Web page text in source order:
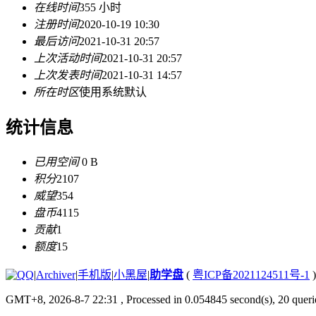
在线时间355 小时
注册时间2020-10-19 10:30
最后访问2021-10-31 20:57
上次活动时间2021-10-31 20:57
上次发表时间2021-10-31 14:57
所在时区使用系统默认
统计信息
已用空间0 B
积分2107
威望354
盘币4115
贡献1
额度15
|Archiver|手机版|小黑屋|助学盘 ( 粤ICP备2021124511号-1 )
GMT+8, 2026-8-7 22:31 , Processed in 0.054845 second(s), 20